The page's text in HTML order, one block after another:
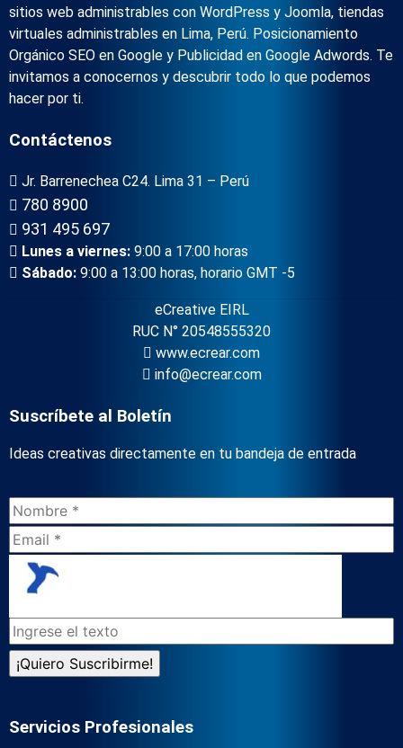
sitios web administrables con WordPress y Joomla, tiendas
virtuales administrables en Lima, Perú. Posicionamiento
Orgánico SEO en Google y Publicidad en Google Adwords. Te
invitamos a conocernos y descubrir todo lo que podemos
hacer por ti.
Contáctenos
Jr. Barrenechea C24. Lima 31 – Perú
780 8900
931 495 697
Lunes a viernes: 9:00 a 17:00 horas
Sábado: 9:00 a 13:00 horas, horario GMT -5
eCreative EIRL
RUC N° 20548555320
www.ecrear.com
info@ecrear.com
Suscríbete al Boletín
Ideas creativas directamente en tu bandeja de entrada
Servicios Profesionales